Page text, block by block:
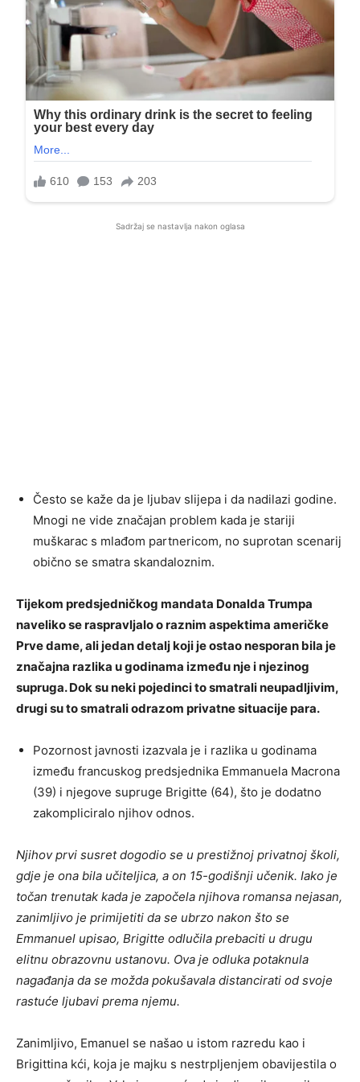
Sadržaj se nastavlja nakon oglasa
Često se kaže da je ljubav slijepa i da nadilazi godine.
Mnogi ne vide značajan problem kada je stariji
muškarac s mlađom partnericom, no suprotan scenarij
obično se smatra skandaloznim.
Tijekom predsjedničkog mandata Donalda Trumpa
naveliko se raspravljalo o raznim aspektima američke
Prve dame, ali jedan detalj koji je ostao nesporan bila je
značajna razlika u godinama između nje i njezinog
supruga. Dok su neki pojedinci to smatrali neupadljivim,
drugi su to smatrali odrazom privatne situacije para.
Pozornost javnosti izazvala je i razlika u godinama
između francuskog predsjednika Emmanuela Macrona
(39) i njegove supruge Brigitte (64), što je dodatno
zakompliciralo njihov odnos.
Njihov prvi susret dogodio se u prestižnoj privatnoj školi,
gdje je ona bila učiteljica, a on 15-godišnji učenik. Iako je
točan trenutak kada je započela njihova romansa nejasan,
zanimljivo je primijetiti da se ubrzo nakon što se
Emmanuel upisao, Brigitte odlučila prebaciti u drugu
elitnu obrazovnu ustanovu. Ova je odluka potaknula
nagađanja da se možda pokušavala distancirati od svoje
rastuće ljubavi prema njemu.
Zanimljivo, Emanuel se našao u istom razredu kao i
Brigittina kći, koja je majku s nestrpljenjem obavijestila o